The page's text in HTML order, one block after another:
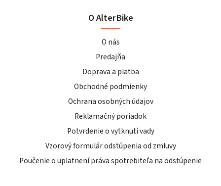
O AlterBike
O nás
Predajňa
Doprava a platba
Obchodné podmienky
Ochrana osobných údajov
Reklamačný poriadok
Potvrdenie o vytknutí vady
Vzorový formulár odstúpenia od zmluvy
Poučenie o uplatnení práva spotrebiteľa na odstúpenie